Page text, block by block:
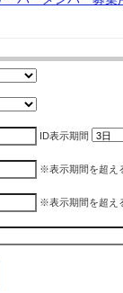
ID表示期間
※表示期間を超え
※表示期間を超え